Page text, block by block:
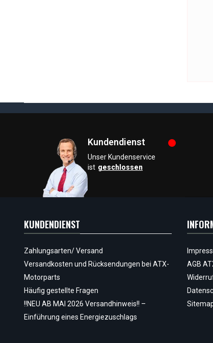
Kundendienst
Unser Kundenservice
ist geschlossen
KUNDENDIENST
Zahlungsarten/ Versand
Versandkosten und Rücksendungen bei ATX-
Motorparts
Häufig gestellte Fragen
!!NEU AB MAI 2026 Versandhinweis!! –
Einführung eines Energiezuschlags
AGB